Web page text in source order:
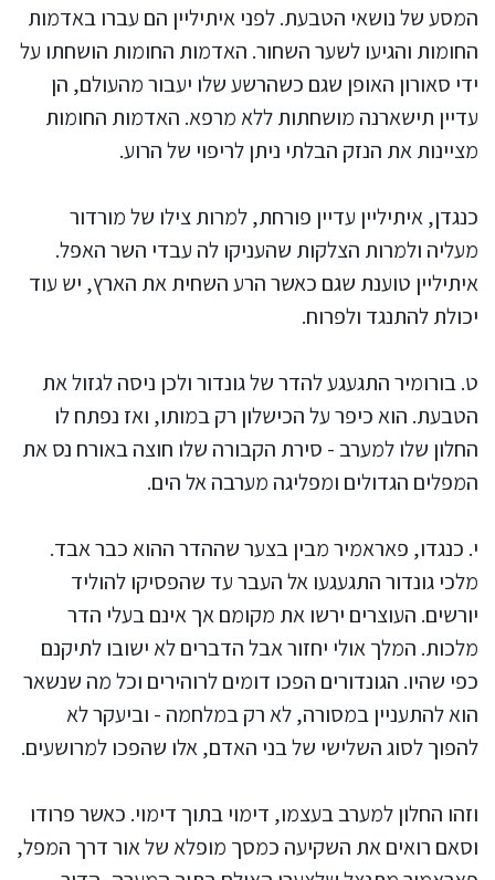
המסע של נושאי הטבעת. לפני איתיליין הם עברו באדמות
החומות והגיעו לשער השחור. האדמות החומות הושחתו על
ידי סאורון האופן שגם כשהרשע שלו יעבור מהעולם, הן
עדיין תישארנה מושחתות ללא מרפא. האדמות החומות
מציינות את הנזק הבלתי ניתן לריפוי של הרוע.
כנגדן, איתיליין עדיין פורחת, למרות צילו של מורדור
מעליה ולמרות הצלקות שהעניקו לה עבדי השר האפל.
איתיליין טוענת שגם כאשר הרע השחית את הארץ, יש עוד
יכולת להתנגד ולפרוח.
ט. בורומיר התגעגע להדר של גונדור ולכן ניסה לגזול את
הטבעת. הוא כיפר על הכישלון רק במותו, ואז נפתח לו
החלון שלו למערב - סירת הקבורה שלו חוצה באורח נס את
המפלים הגדולים ומפליגה מערבה אל הים.
י. כנגדו, פאראמיר מבין בצער שההדר ההוא כבר אבד.
מלכי גונדור התגעגעו אל העבר עד שהפסיקו להוליד
יורשים. העוצרים ירשו את מקומם אך אינם בעלי הדר
מלכות. המלך אולי יחזור אבל הדברים לא ישובו לתיקנם
כפי שהיו. הגונדורים הפכו דומים לרוהירים וכל מה שנשאר
הוא להתעניין במסורה, לא רק במלחמה - וביעקר לא
להפוך לסוג השלישי של בני האדם, אלו שהפכו למרושעים.
וזהו החלון למערב בעצמו, דימוי בתוך דימוי. כאשר פרודו
וסאם רואים את השקיעה כמסך מופלא של אור דרך המפל,